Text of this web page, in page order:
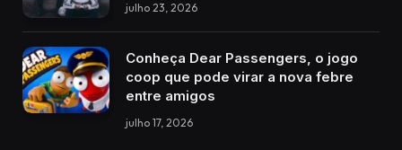
julho 23, 2026
Conheça Dear Passengers, o jogo
coop que pode virar a nova febre
entre amigos
julho 17, 2026